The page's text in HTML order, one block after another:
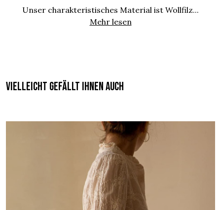
Unser charakteristisches Material ist Wollfilz...
Mehr lesen
Vielleicht gefällt Ihnen auch